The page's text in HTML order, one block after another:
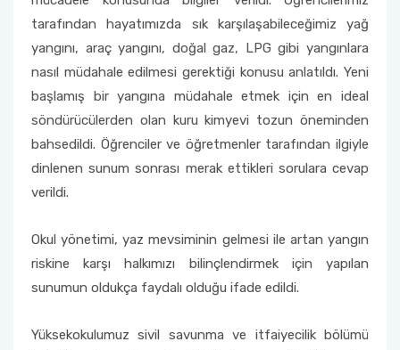
tarafından hayatımızda sık karşılaşabileceğimiz yağ
yangını, araç yangını, doğal gaz, LPG gibi yangınlara
nasıl müdahale edilmesi gerektiği konusu anlatıldı. Yeni
başlamış bir yangına müdahale etmek için en ideal
söndürücülerden olan kuru kimyevi tozun öneminden
bahsedildi. Öğrenciler ve öğretmenler tarafından ilgiyle
dinlenen sunum sonrası merak ettikleri sorulara cevap
verildi.
Okul yönetimi, yaz mevsiminin gelmesi ile artan yangın
riskine karşı halkımızı bilinçlendirmek için yapılan
sunumun oldukça faydalı olduğu ifade edildi.
Yüksekokulumuz sivil savunma ve itfaiyecilik bölümü